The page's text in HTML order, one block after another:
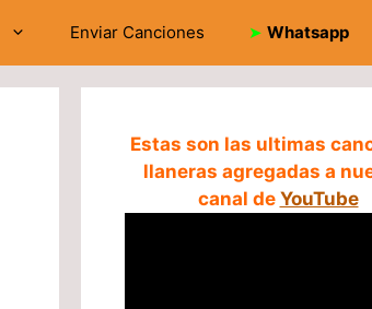
Enviar Canciones ➤ Whatsapp
Estas son las ultimas
llaneras agregadas a
canal de YouTube